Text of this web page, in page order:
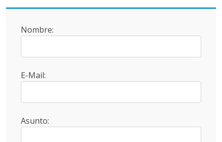
Nombre:
E-Mail:
Asunto: